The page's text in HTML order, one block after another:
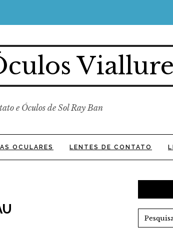
Viallure
e Óculos de Sol Ray Ban
OCULARES LENTES DE CONTATO